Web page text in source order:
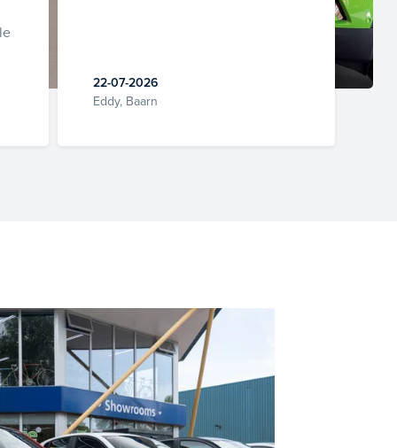
22-07-2026
Eddy, Baarn